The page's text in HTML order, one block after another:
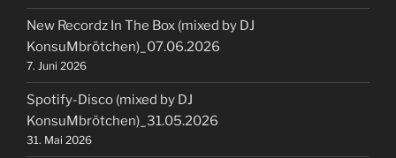
New Recordz In The Box (mixed by DJ
KonsuMbrötchen)_07.06.2026
7. Juni 2026
Spotify-Disco (mixed by DJ
KonsuMbrötchen)_31.05.2026
31. Mai 2026